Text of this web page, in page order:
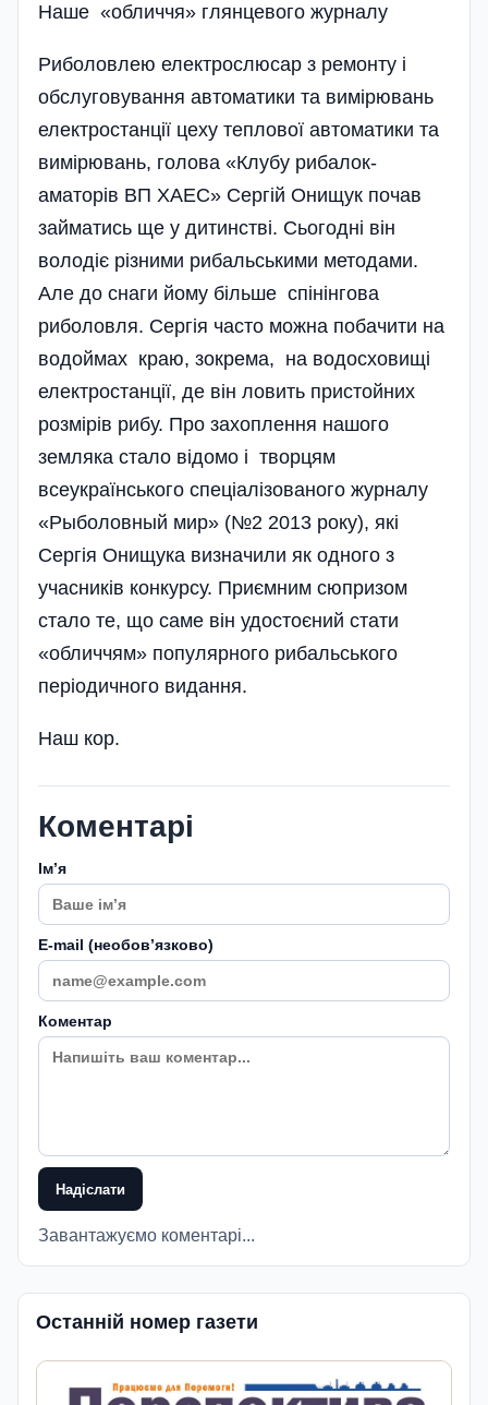
Наше «обличчя» глянцевого журналу
Риболовлею електрослюсар з ремонту і
обслуговування автоматики та вимірювань
електростанції цеху теплової автоматики та
вимірювань, голова «Клубу рибалок-
аматорів ВП ХАЕС» Сергій Онищук почав
займатись ще у дитинстві. Сьогодні він
володіє різними рибальськими методами.
Але до снаги йому більше спінінгова
риболовля. Сергія часто можна побачити на
водоймах краю, зокрема, на водосховищі
електро­станції, де він ловить пристойних
розмірів рибу. Про захоплення нашого
земляка стало відомо і творцям
всеукраїнського спеціалізованого журналу
«Рыболовный мир» (№2 2013 року), які
Сергія Онищука визначили як одного з
учасників конкурсу. Приємним сюпризом
стало те, що саме він удостоєний стати
«обличчям» популярного рибальського
періодичного видання.
Наш кор.
Коментарі
Імʼя
E-mail (необовʼязково)
Коментар
Надіслати
Завантажуємо коментарі...
Останній номер газети